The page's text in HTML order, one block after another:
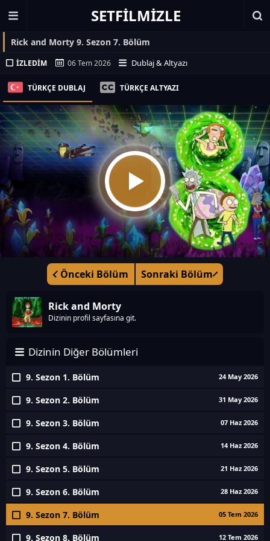
SETFILMIZLE
Rick and Morty 9. Sezon 7. Bölüm
İZLEDIM 06 Tem 2026 Dublaj & Altyazı
TÜRKÇE DUBLAJ TÜRKÇE ALTYAZI
Önceki Bölüm Sonraki Bölüm
Rick and Morty
Dizinin profil sayfasına git.
Dizinin Diğer Bölümleri
9. Sezon 1. Bölüm 24 May 2026
9. Sezon 2. Bölüm 31 May 2026
9. Sezon 3. Bölüm 07 Haz 2026
9. Sezon 4. Bölüm 14 Haz 2026
9. Sezon 5. Bölüm 21 Haz 2026
9. Sezon 6. Bölüm 28 Haz 2026
9. Sezon 7. Bölüm 05 Tem 2026
9. Sezon 8. Bölüm 12 Tem 2026